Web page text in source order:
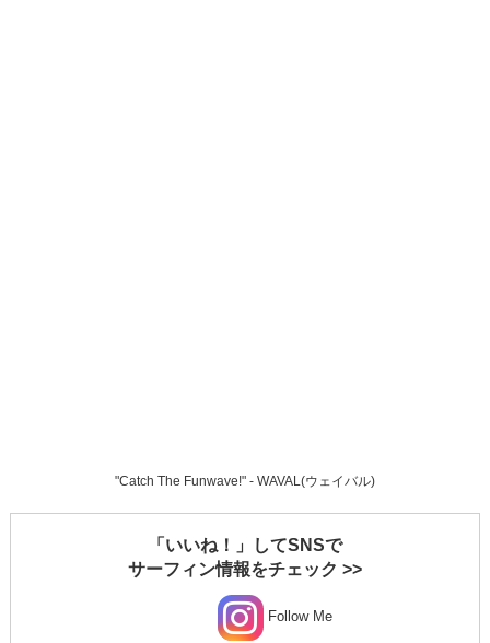
"Catch The Funwave!" - WAVAL(ウェイバル)
「いいね！」してSNSで
サーフィン情報をチェック >>
Follow Me